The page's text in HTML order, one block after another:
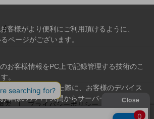
ム
要 プライバシーポリシー
客様がより便利にご利用頂けるように、
ページがございます。
お客様情報をPC上で記録管理する技術のこ
。
トを再訪問された際に、お客様のデバイス
客様のデバイス間からサーバーへ送り返さ